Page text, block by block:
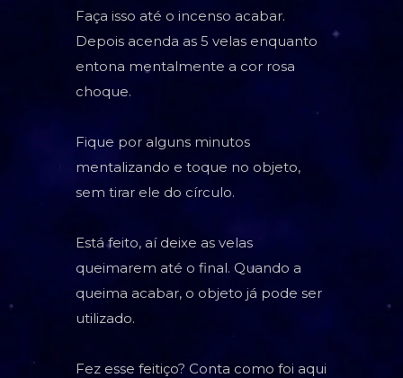
Faça isso até o incenso acabar.
Depois acenda as 5 velas enquanto
entona mentalmente a cor rosa
choque.
Fique por alguns minutos
mentalizando e toque no objeto,
sem tirar ele do círculo.
Está feito, aí deixe as velas
queimarem até o final. Quando a
queima acabar, o objeto já pode ser
utilizado.
Fez esse feitiço? Conta como foi aqui